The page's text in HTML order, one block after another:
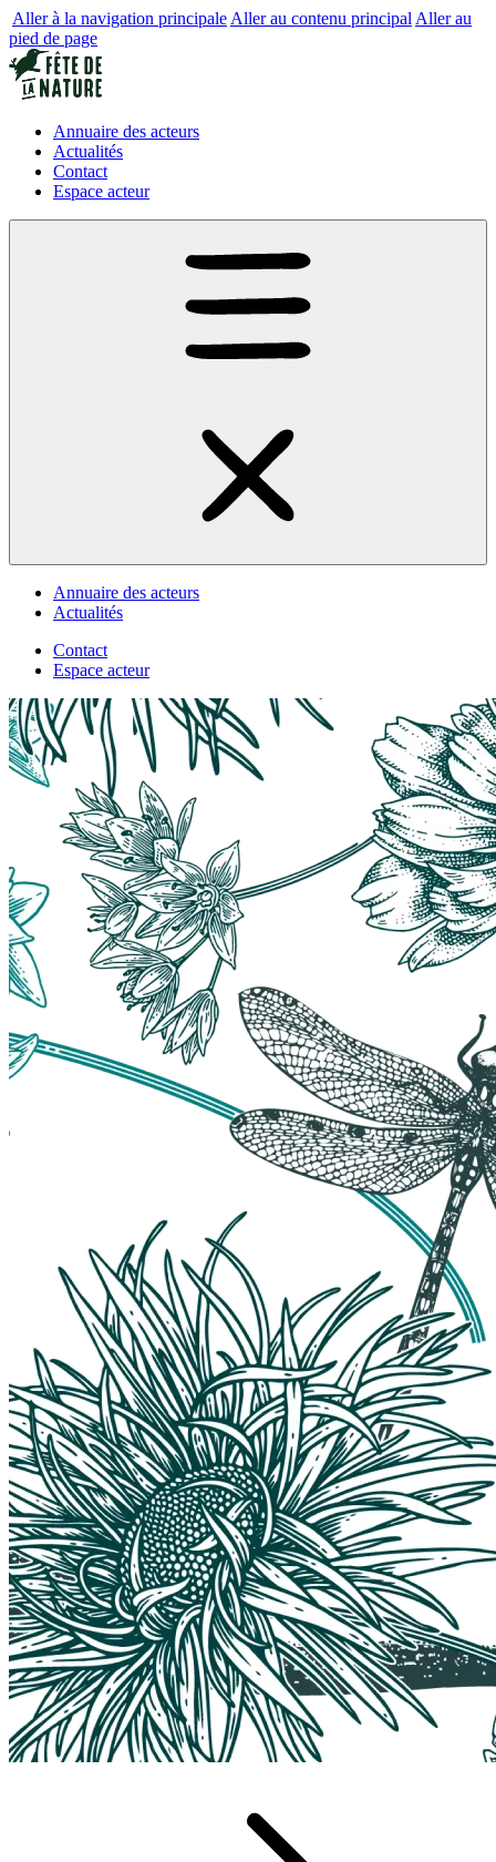
Aller à la navigation principale Aller au contenu principal Aller au
pied de page
Annuaire des acteurs
Actualités
Contact
Espace acteur
Annuaire des acteurs
Actualités
Contact
Espace acteur